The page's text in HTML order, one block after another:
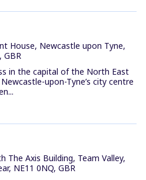
House, Newcastle upon Tyne,
GBR
in the capital of the North East
upon-Tyne’s city centre
The Axis Building, Team Valley,
NE11 0NQ, GBR